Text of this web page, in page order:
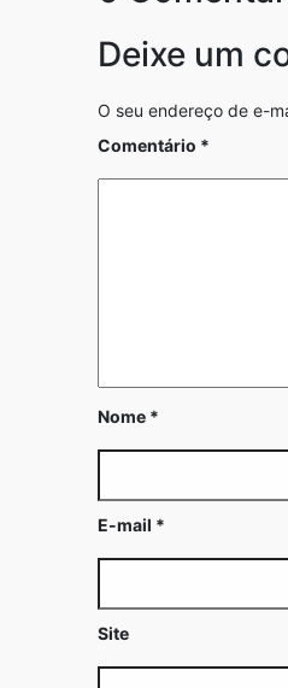
Deixe um
O seu endereço de e-
Comentário *
Nome *
E-mail *
Site